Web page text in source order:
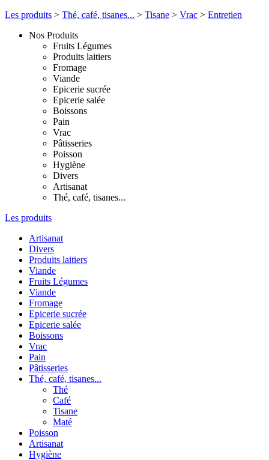
Les produits > Thé, café, tisanes... > Tisane > Vrac > Entretien
Nos Produits
Fruits Légumes
Produits laitiers
Fromage
Viande
Epicerie sucrée
Epicerie salée
Boissons
Pain
Vrac
Pâtisseries
Poisson
Hygiène
Divers
Artisanat
Thé, café, tisanes...
Les produits
Artisanat
Divers
Produits laitiers
Viande
Fruits Légumes
Viande
Fromage
Epicerie sucrée
Epicerie salée
Boissons
Vrac
Pain
Pâtisseries
Thé, café, tisanes...
Thé
Café
Tisane
Maté
Poisson
Artisanat
Hygiène